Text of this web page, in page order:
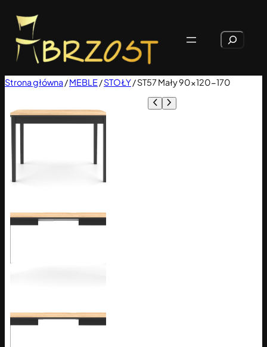
Przejdź
treści
Szukaj
Strona główna/MEBLE/STOŁY/ ST57 Mały 90×120-170